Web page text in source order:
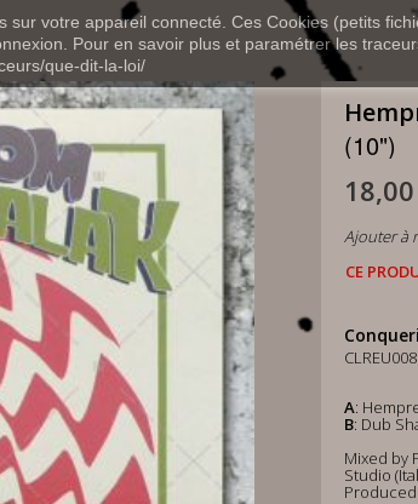
votre appareil connecté. Ces Cookies (petits
Pour en savoir plus et paramétrer les
que-dit-la-loi/
(10")
Ajouter à
CE
CLREU008
A:
B: Dub
Mixed by
Studio